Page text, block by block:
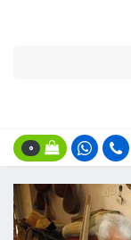
0